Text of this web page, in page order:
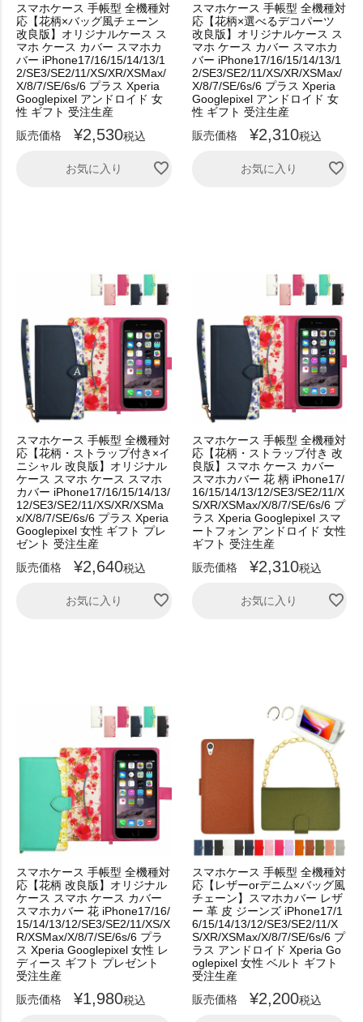
スマホケース 手帳型 全機種対
応【花柄×バッグ風チェーン
改良版】オリジナルケース ス
マホ ケース カバー スマホカ
バー iPhone17/16/15/14/13/1
2/SE3/SE2/11/XS/XR/XSMax/
X/8/7/SE/6s/6 プラス Xperia
Googlepixel アンドロイド 女
性 ギフト 受注生産
販売価格
¥2,530税込
お気に入り
スマホケース 手帳型 全機種対
応【花柄×選べるデコパーツ
改良版】オリジナルケース ス
マホ ケース カバー スマホカ
バー iPhone17/16/15/14/13/1
2/SE3/SE2/11/XS/XR/XSMax/
X/8/7/SE/6s/6 プラス Xperia
Googlepixel アンドロイド 女
性 ギフト 受注生産
販売価格
¥2,310税込
お気に入り
スマホケース 手帳型 全機種対
応【花柄・ストラップ付き×イ
ニシャル 改良版】オリジナル
ケース スマホ ケース スマホ
カバー iPhone17/16/15/14/13/
12/SE3/SE2/11/XS/XR/XSMa
x/X/8/7/SE/6s/6 プラス Xperia
Googlepixel 女性 ギフト プレ
ゼント 受注生産
販売価格
¥2,640税込
お気に入り
スマホケース 手帳型 全機種対
応【花柄・ストラップ付き 改
良版】スマホ ケース カバー
スマホカバー 花 柄 iPhone17/
16/15/14/13/12/SE3/SE2/11/X
S/XR/XSMax/X/8/7/SE/6s/6 プ
ラス Xperia Googlepixel スマ
ートフォン アンドロイド 女性
ギフト 受注生産
販売価格
¥2,310税込
お気に入り
スマホケース 手帳型 全機種対
応【花柄 改良版】オリジナル
ケース スマホ ケース カバー
スマホカバー 花 iPhone17/16/
15/14/13/12/SE3/SE2/11/XS/X
R/XSMax/X/8/7/SE/6s/6 プラ
ス Xperia Googlepixel 女性 レ
ディース ギフト プレゼント
受注生産
販売価格
¥1,980税込
スマホケース 手帳型 全機種対
応【レザーorデニム×バッグ風
チェーン】スマホカバー レザ
ー 革 皮 ジーンズ iPhone17/1
6/15/14/13/12/SE3/SE2/11/X
S/XR/XSMax/X/8/7/SE/6s/6 プ
ラス アンドロイド Xperia Go
oglepixel 女性 ベルト ギフト
受注生産
販売価格
¥2,200税込